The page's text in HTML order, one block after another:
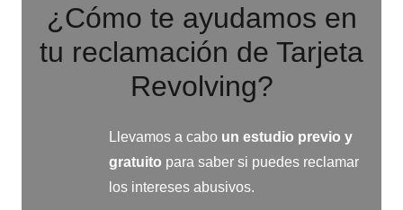
¿Cómo te ayudamos en
tu reclamación de Tarjeta
Revolving?
Llevamos a cabo un estudio previo y
gratuito para saber si puedes reclamar
los intereses abusivos.